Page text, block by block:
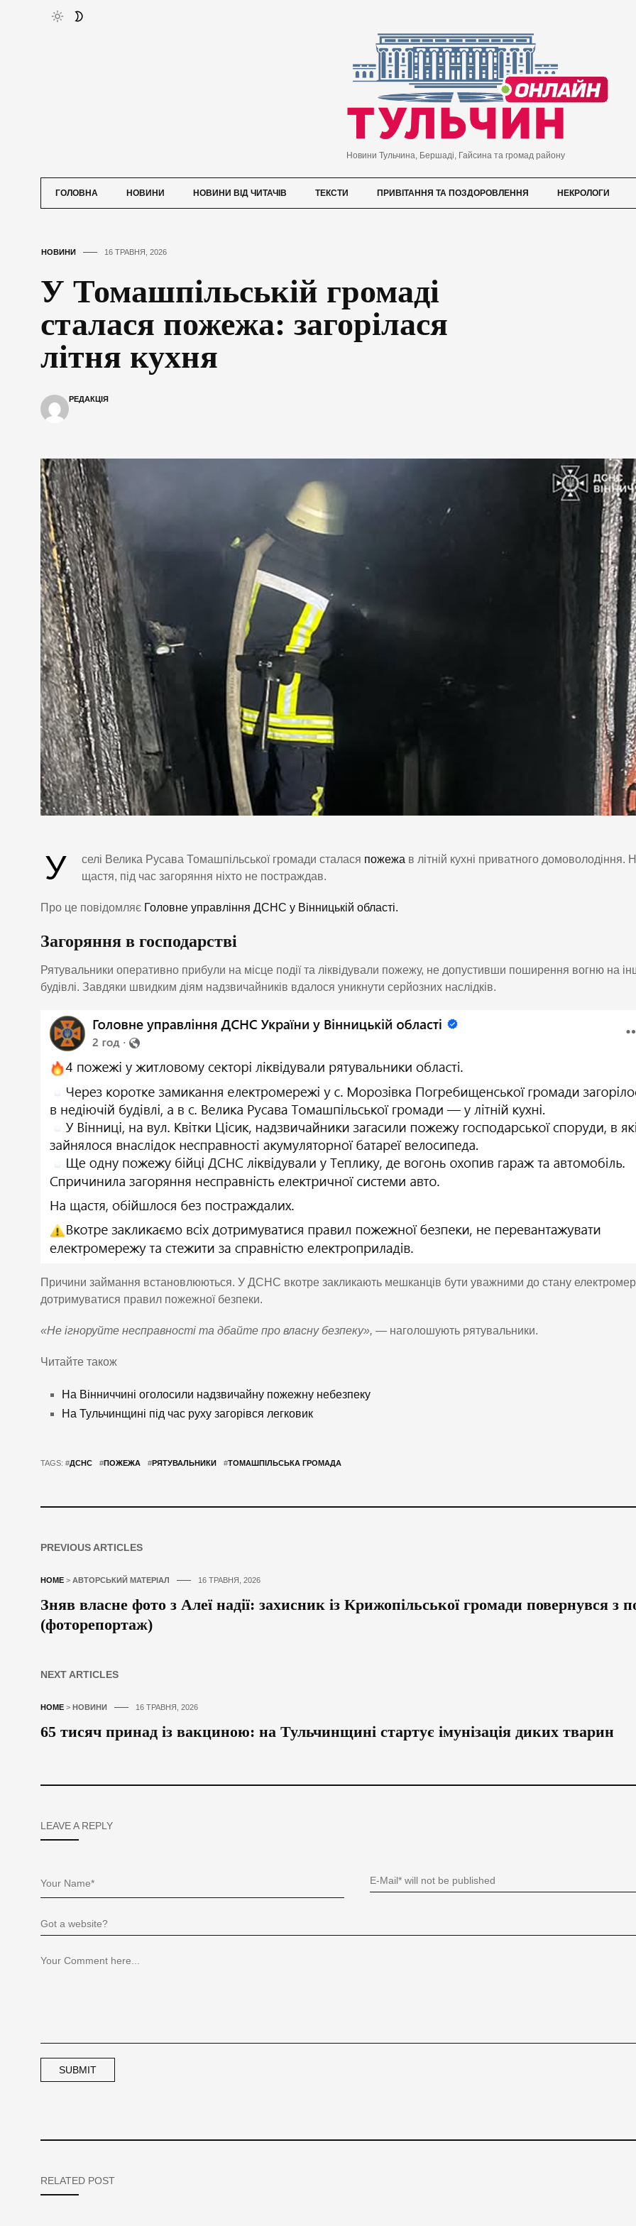
Новини Тульчина, Бершаді, Гайсина та громад району
ГОЛОВНА НОВИНИ НОВИНИ ВІД ЧИТАЧІВ ТЕКСТИ ПРИВІТАННЯ ТА ПОЗДОРОВЛЕННЯ НЕКРОЛОГИ
НОВИНИ 16 ТРАВНЯ, 2026
У Томашпільській громаді
сталася пожежа: загорілася
літня кухня
РЕДАКЦІЯ
У селі Велика Русава Томашпільської громади сталася пожежа в літній кухні приватного домоволодіння.
щастя, під час загоряння ніхто не постраждав.
Про це повідомляє Головне управління ДСНС у Вінницькій області.
Загоряння в господарстві
Рятувальники оперативно прибули на місце події та ліквідували пожежу, не допустивши поширення вогню на
будівлі. Завдяки швидким діям надзвичайників вдалося уникнути серйозних наслідків.
Причини займання встановлюються. У ДСНС вкотре закликають мешканців бути уважними до стану
дотримуватися правил пожежної безпеки.
«Не ігноруйте несправності та дбайте про власну безпеку», — наголошують рятувальники.
Читайте також
На Вінниччині оголосили надзвичайну пожежну небезпеку
На Тульчинщині під час руху загорівся легковик
TAGS: #ДСНС #ПОЖЕЖА #РЯТУВАЛЬНИКИ #ТОМАШПІЛЬСЬКА ГРОМАДА
PREVIOUS ARTICLES
HOME > АВТОРСЬКИЙ МАТЕРІАЛ 16 ТРАВНЯ, 2026
Зняв власне фото з Алеї надії: захисник із Крижопільської громади повернувся з
(фоторепортаж)
NEXT ARTICLES
HOME > НОВИНИ 16 ТРАВНЯ, 2026
65 тисяч принад із вакциною: на Тульчинщині стартує імунізація диких тварин
LEAVE A REPLY
RELATED POST